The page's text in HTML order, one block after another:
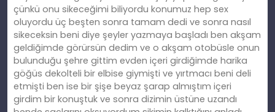
çünkü onu sikeceğimi biliyordu konumuz hep sex
oluyordu üç beşten sonra tamam dedi ve sonra nasıl
sikeceksin beni diye şeyler yazmaya başladı ben akşam
geldiğimde görürsün dedim ve o akşam otobüsle onun
bulunduğu şehre gittim evden içeri girdiğimde harika
göğüs dekolteli bir elbise giymişti ve yırtmacı beni deli
etmişti ben ise bir şişe beyaz şarap almıştım içeri
girdim bir konuştuk ve sonra dizimin üstüne uzandı